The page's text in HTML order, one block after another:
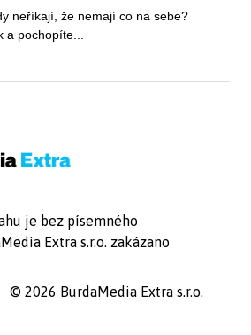
neříkají, že nemají co na sebe?
pochopíte...
je bez písemného
Extra s.r.o. zakázano
© 2026 BurdaMedia Extra s.r.o.